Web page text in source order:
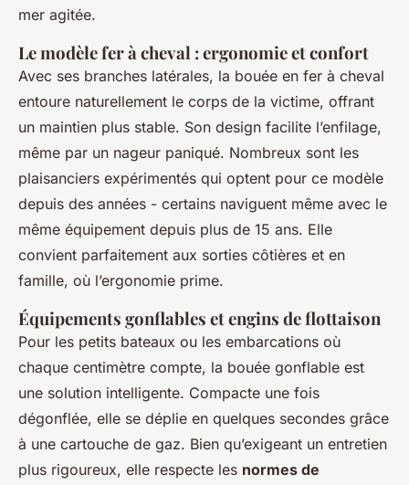
mer agitée.
Le modèle fer à cheval : ergonomie et confort
Avec ses branches latérales, la bouée en fer à cheval
entoure naturellement le corps de la victime, offrant
un maintien plus stable. Son design facilite l’enfilage,
même par un nageur paniqué. Nombreux sont les
plaisanciers expérimentés qui optent pour ce modèle
depuis des années - certains naviguent même avec le
même équipement depuis plus de 15 ans. Elle
convient parfaitement aux sorties côtières et en
famille, où l’ergonomie prime.
Équipements gonflables et engins de flottaison
Pour les petits bateaux ou les embarcations où
chaque centimètre compte, la bouée gonflable est
une solution intelligente. Compacte une fois
dégonflée, elle se déplie en quelques secondes grâce
à une cartouche de gaz. Bien qu’exigeant un entretien
plus rigoureux, elle respecte les normes de